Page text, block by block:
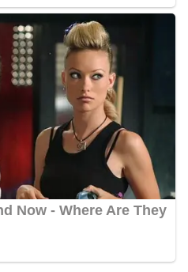
pesan-pesan
petugas disambut baik
besar tengah bersiap
HUT Kemerdekaan RI
di lingkungan
dialog yang berlangsung
menyapa warga,
keamanan dan kenyamanan
serta membuka ruang
agar warga dapat
maupun informasi terkait
sekitar mereka.‎‎‎Salah satu
dalam kegiatan
imbauan kepada warga untuk
Merah Putih secara penuh,
sebagai bentuk
rasa cinta tanah air